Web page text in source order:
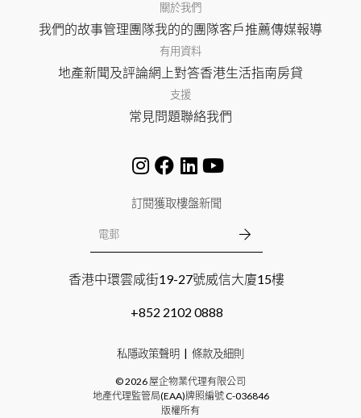
關於我們
我們的故事管理團隊我的的團隊客戶推薦傳媒報導
有用資料
地產新聞及評論網上對答香港生活指南房貸
支援
常見問題聯絡我們
訂閱獲取樓盤新聞
香港中環雲咸街19-27號威信大廈15樓
+852 2102 0888
私隱政策聲明 條款及細則
©2026屋企物業代理有限公司
地產代理監管局(EAA)牌照編號C-036846
版權所有